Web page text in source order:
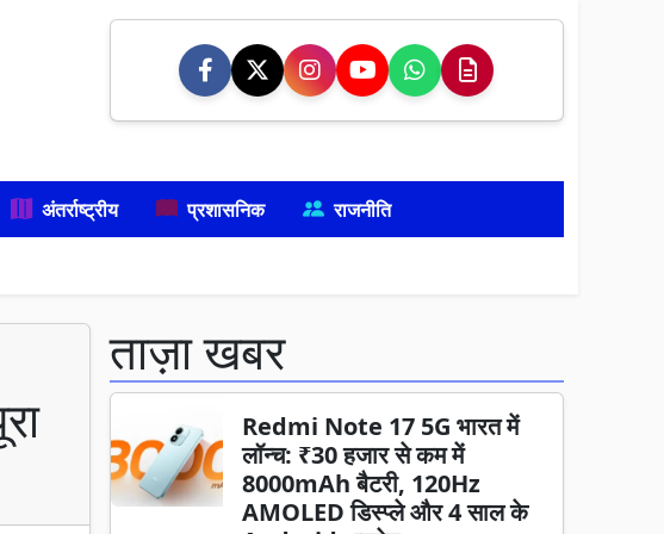
अंतर्राष्ट्रीय प्रशासनिक राजनीति
ताज़ा खबर
Redmi Note 17 5G भारत में
लॉन्च: ₹30 हजार से कम में
8000mAh बैटरी, 120Hz
AMOLED डिस्प्ले और 4 साल के